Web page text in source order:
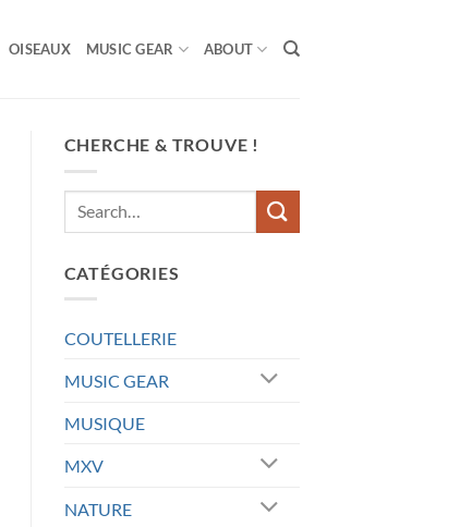
OISEAUX MUSIC GEAR ABOUT
CHERCHE & TROUVE !
CATÉGORIES
COUTELLERIE
MUSIC GEAR
MUSIQUE
MXV
NATURE